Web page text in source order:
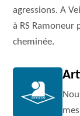
agressions. A
à RS Ramoneur
cheminée.